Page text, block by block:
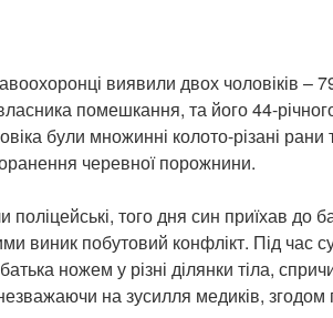
виявили двох чоловіків –
помешкання, та його 44-
були множинні колото-різані рани
черевної порожнини.
поліцейські, того дня син приїхав до
виник побутовий конфлікт. Під час
ножем у різні ділянки тіла,
на зусилля медиків, згодом